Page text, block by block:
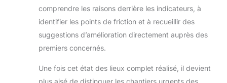
comprendre les raisons derrière les indicateurs, à
identifier les points de friction et à recueillir des
suggestions d’amélioration directement auprès des
premiers concernés.
Une fois cet état des lieux complet réalisé, il devient
plus aisé de distinguer les chantiers urgents des